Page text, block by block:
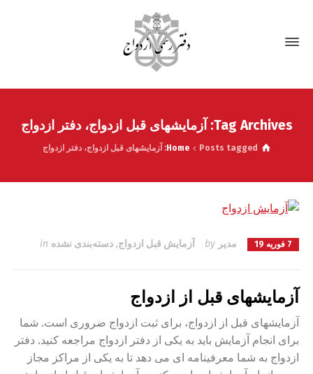
Tag Archives: آزمایشهای قبل ازدواج، دفتر ازدواج
Home Posts tagged: آزمایشهای قبل ازدواج، دفتر ازدواج
7 فوریه 19 مدیر آزمایش قبل ازدواج, دسته‌بندی نشده
آزمایشهای قبل از ازدواج
آزمایشهای قبل از ازدواج، برای ثبت ازدواج ضروری است. شما
برای انجام آزمایش باید به یکی از دفتر ازدواج مراجعه کنید. دفتر
ازدواج به شما معرفینامه ای می دهد تا به یکی از مراکز مجاز